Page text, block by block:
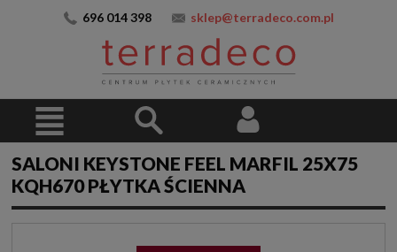
696 014 398 sklep@terradeco.com.pl
SALONI KEYSTONE FEEL MARFIL 25X75
KQH670 PŁYTKA ŚCIENNA